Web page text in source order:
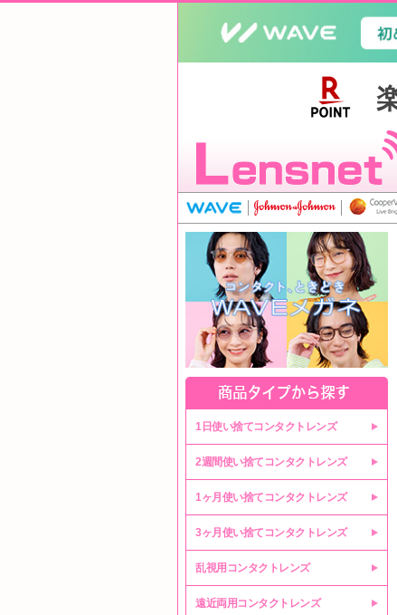
1日使い捨てコンタクトレンズ
2週間使い捨てコンタクトレンズ
1ヶ月使い捨てコンタクトレンズ
3ヶ月使い捨てコンタクトレンズ
乱視用コンタクトレンズ
遠近両用コンタクトレンズ